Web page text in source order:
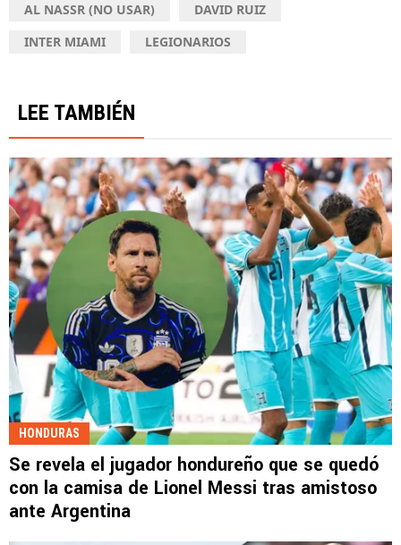
AL NASSR (NO USAR)
DAVID RUIZ
INTER MIAMI
LEGIONARIOS
LEE TAMBIÉN
HONDURAS
Se revela el jugador hondureño que se quedó
con la camisa de Lionel Messi tras amistoso
ante Argentina